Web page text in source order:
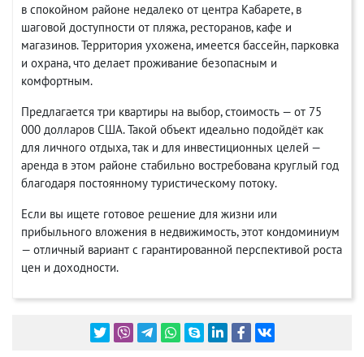
в спокойном районе недалеко от центра Кабарете, в
шаговой доступности от пляжа, ресторанов, кафе и
магазинов. Территория ухожена, имеется бассейн, парковка
и охрана, что делает проживание безопасным и
комфортным.
Предлагается три квартиры на выбор, стоимость — от 75
000 долларов США. Такой объект идеально подойдёт как
для личного отдыха, так и для инвестиционных целей —
аренда в этом районе стабильно востребована круглый год
благодаря постоянному туристическому потоку.
Если вы ищете готовое решение для жизни или
прибыльного вложения в недвижимость, этот кондоминиум
— отличный вариант с гарантированной перспективой роста
цен и доходности.